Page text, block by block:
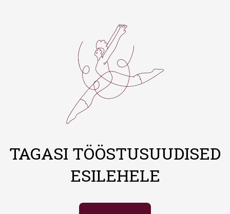
TAGASI TÖÖSTUSUUDISED
ESILEHELE